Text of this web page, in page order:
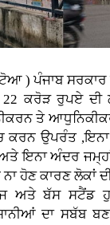
)ਪੰਜਾਬ
ਕਰੋੜ ਰੁਪਏ ਦੀ
ਤੇ
ਉਪਰੰਤ ,ਇਨਾ
ਇਨਾ ਅੰਦਰ ਜਮ੍ਹਾਂ
ਨਾ ਹੋਣ ਕਾਰਣ
ਅਤੇ ਬੱਸ ਸਟੈਂਡ
ਦਾ ਸਬੱਬ ਬਣ